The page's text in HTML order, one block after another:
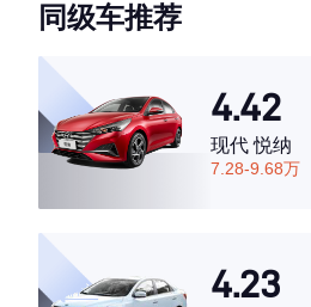
烈焰红金属
色
4.69
·外观表现较为优秀，优于67%同级车
·内饰表现较为优秀，优于64%同级车
·空间表现较为优秀，优于87%同级车
同级车推荐
4.42
现代 悦纳
7.28-9.68万
4.23